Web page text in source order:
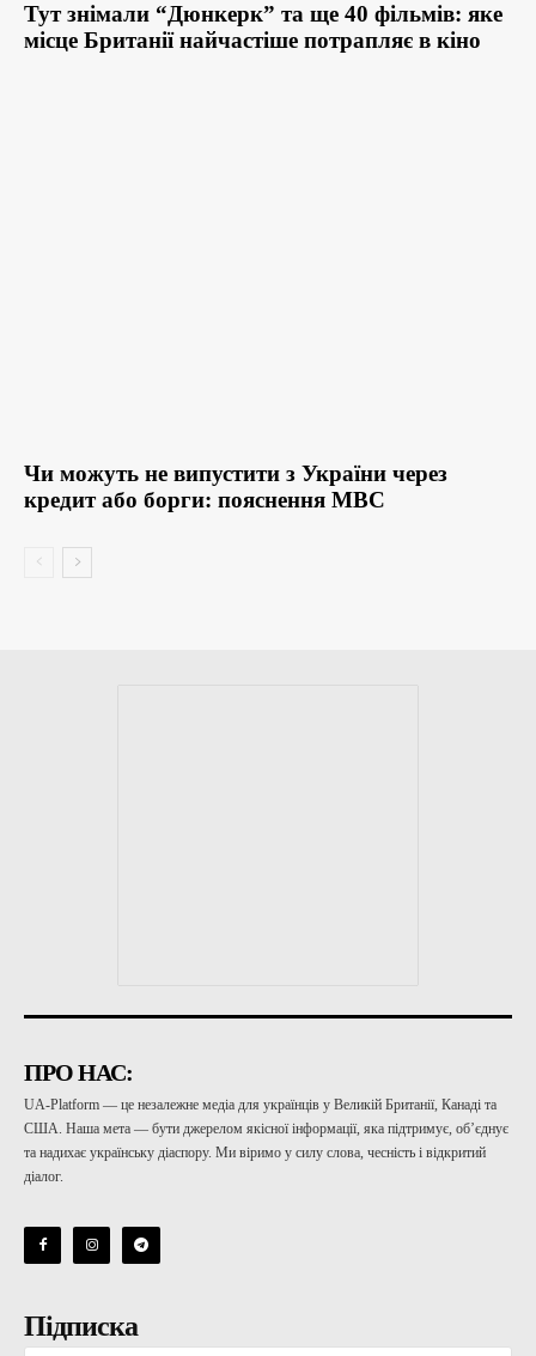
Тут знімали “Дюнкерк” та ще 40 фільмів: яке
місце Британії найчастіше потрапляє в кіно
Чи можуть не випустити з України через
кредит або борги: пояснення МВС
ПРО НАС:
UA-Platform — це незалежне медіа для українців у Великій Британії, Канаді та
США. Наша мета — бути джерелом якісної інформації, яка підтримує, об’єднує
та надихає українську діаспору. Ми віримо у силу слова, чесність і відкритий
діалог.
Підписка